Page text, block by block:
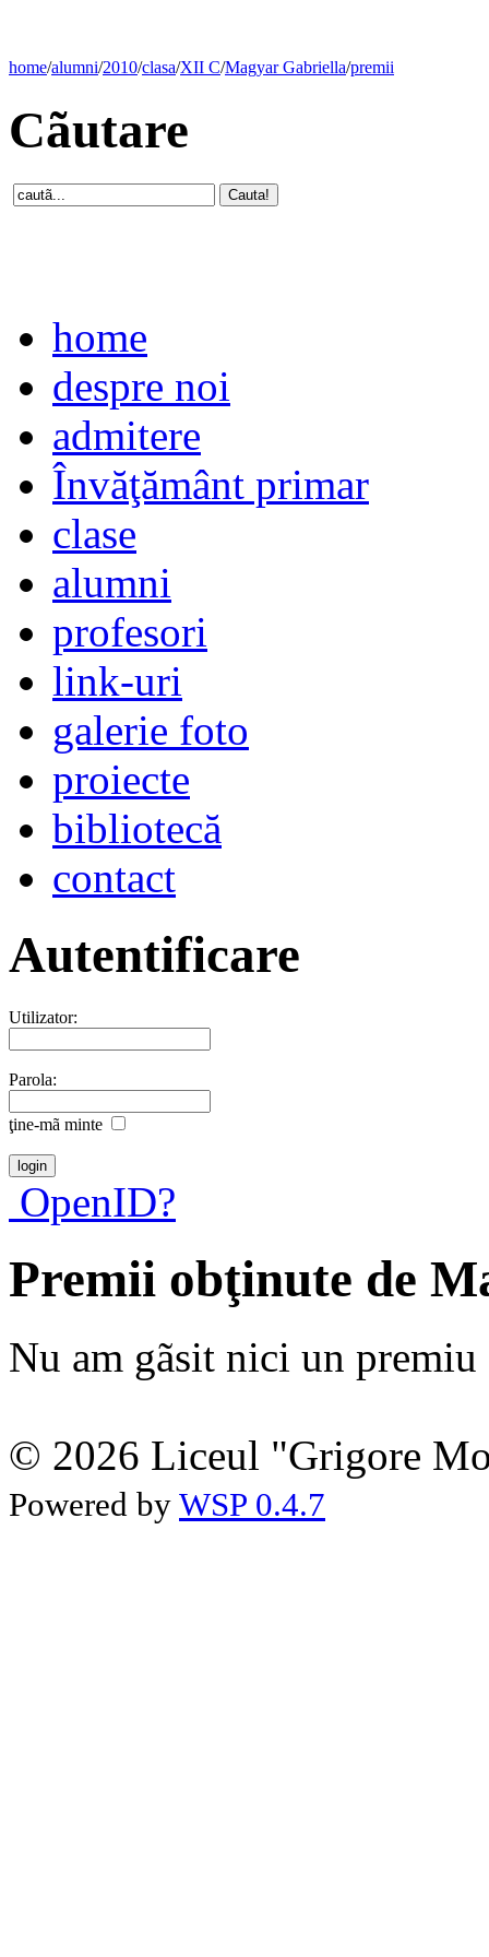
home/alumni/2010/clasa/XII C/Magyar Gabriella/premii
Cãutare
home
despre noi
admitere
Învăţământ primar
clase
alumni
profesori
link-uri
galerie foto
proiecte
bibliotecă
contact
Autentificare
Utilizator:
Parola:
ţine-mã minte
OpenID?
Premii obţinute de
Nu am gãsit nici un premiu
© 2026 Liceul "Grigore
Powered by WSP 0.4.7